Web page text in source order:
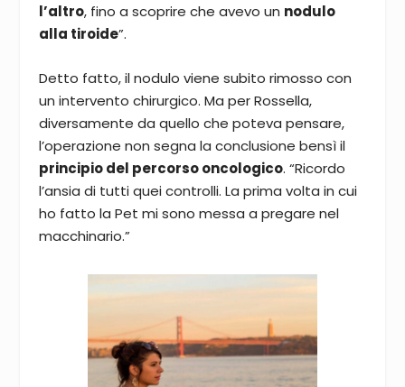
l’altro, fino a scoprire che avevo un nodulo
alla tiroide”.
Detto fatto, il nodulo viene subito rimosso con
un intervento chirurgico. Ma per Rossella,
diversamente da quello che poteva pensare,
l’operazione non segna la conclusione bensì il
principio del percorso oncologico. “Ricordo
l’ansia di tutti quei controlli. La prima volta in cui
ho fatto la Pet mi sono messa a pregare nel
macchinario.”